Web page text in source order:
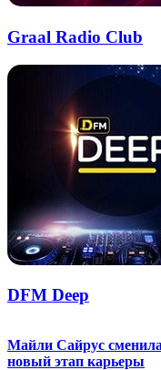
Graal Radio Club
DFM Deep
Майли Сайрус
новый этап карьеры